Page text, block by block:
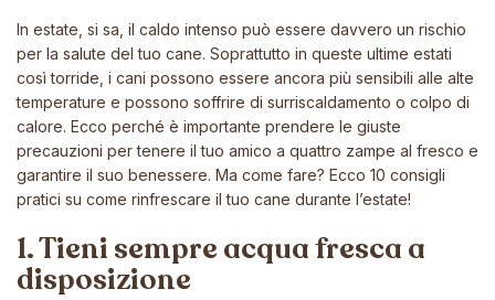
In estate, si sa, il caldo intenso può essere davvero un rischio
per la salute del tuo cane. Soprattutto in queste ultime estati
così torride, i cani possono essere ancora più sensibili alle alte
temperature e possono soffrire di surriscaldamento o colpo di
calore. Ecco perché è importante prendere le giuste
precauzioni per tenere il tuo amico a quattro zampe al fresco e
garantire il suo benessere. Ma come fare? Ecco 10 consigli
pratici su come rinfrescare il tuo cane durante l’estate!
1. Tieni sempre acqua fresca a
disposizione